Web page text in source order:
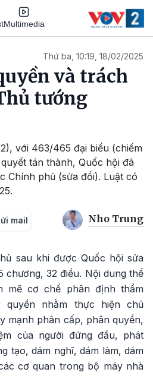
Multimedia
Thứ ba, 10:19, 18/02/2025
và trách
tướng
với 463/465 đại biểu (chiếm
tán thành, Quốc hội đã
Chính phủ (sửa đổi). Luật có
mail Nho Trung
sau khi được Quốc hội sửa
chương, 32 điều. Nội dung thể
mẽ cơ chế phân định thẩm
quyền nhằm thực hiện chủ
mạnh phân cấp, phân quyền,
của người đứng đầu, phát
tạo, dám nghĩ, dám làm, dám
cơ quan trong bộ máy nhà